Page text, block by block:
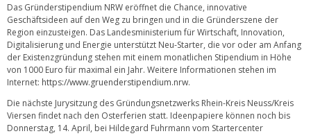
Das Gründerstipendium NRW eröffnet die Chance, innovative
Geschäftsideen auf den Weg zu bringen und in die Gründerszene der
Region einzusteigen. Das Landesministerium für Wirtschaft, Innovation,
Digitalisierung und Energie unterstützt Neu-Starter, die vor oder am Anfang
der Existenzgründung stehen mit einem monatlichen Stipendium in Höhe
von 1000 Euro für maximal ein Jahr. Weitere Informationen stehen im
Internet: https://www.gruenderstipendium.nrw.
Die nächste Jurysitzung des Gründungsnetzwerks Rhein-Kreis Neuss/Kreis
Viersen findet nach den Osterferien statt. Ideenpapiere können noch bis
Donnerstag, 14. April, bei Hildegard Fuhrmann vom Startercenter